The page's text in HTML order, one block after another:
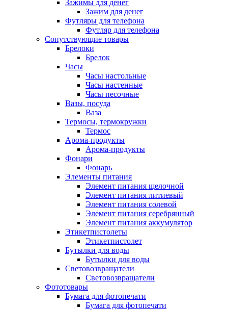
Зажимы для денег
Зажим для денег
Футляры для телефона
Футляр для телефона
Сопутствующие товары
Брелоки
Брелок
Часы
Часы настольные
Часы настенные
Часы песочные
Вазы, посуда
Ваза
Термосы, термокружки
Термос
Арома-продукты
Арома-продукты
Фонари
Фонарь
Элементы питания
Элемент питания щелочной
Элемент питания литиевый
Элемент питания солевой
Элемент питания серебрянный
Элемент питания аккумулятор
Этикетпистолеты
Этикетпистолет
Бутылки для воды
Бутылки для воды
Световозвращатели
Световозвращатели
Фототовары
Бумага для фотопечати
Бумага для фотопечати